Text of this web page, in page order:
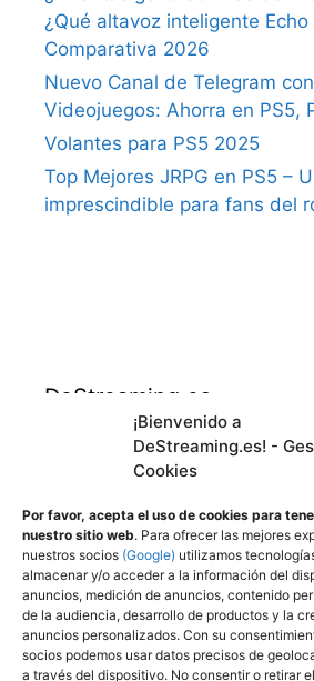
¡Bienvenido a
DeStreaming.es! -
Cookies
Por favor, acepta el uso de cookies para
nuestro sitio web. Para ofrecer las mejores
nuestros socios (Google) utilizamos
almacenar y/o acceder a la información del
anuncios, medición de anuncios, contenido
de la audiencia, desarrollo de productos y la
anuncios personalizados. Con su
socios podemos usar datos precisos de
a través del dispositivo. No consentir o retirar
¿Qué altavoz inteligente Echo
Comparativa 2026
Nuevo Canal de Telegram
Videojuegos: Ahorra en PS5,
Volantes para PS5 2025
Top Mejores JRPG en PS5 –
imprescindible para fans del
DeStreaming.es
En calidad de afiliado de
cumplen los requisitos
Utilizamos cookies propias y
mejorar nuestros servicios y
publicidad a través de
análisis de sus hábitos de